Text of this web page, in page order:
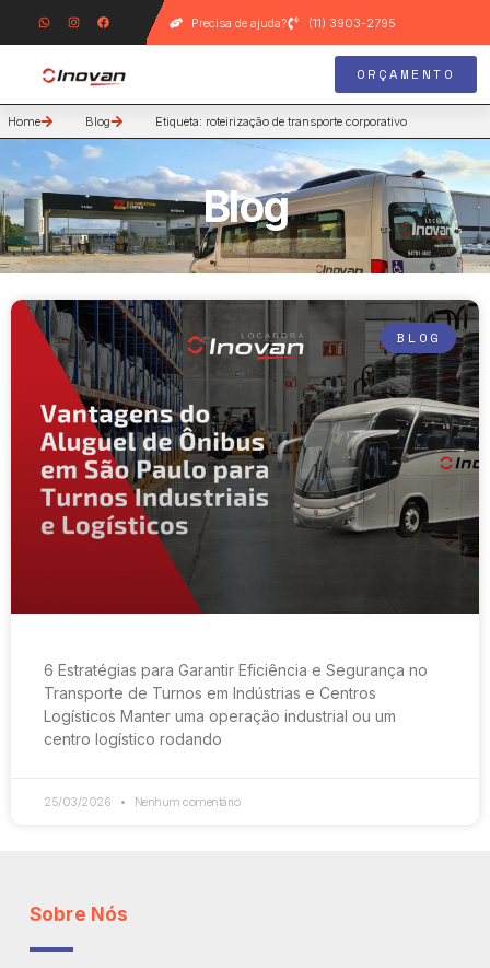
Precisa de ajuda? (11) 3903-2795
ORÇAMENTO
Home Blog Etiqueta: roteirização de transporte corporativo
Blog
BLOG
6 Estratégias para Garantir Eficiência e Segurança no
Transporte de Turnos em Indústrias e Centros
Logísticos Manter uma operação industrial ou um
centro logístico rodando
25/03/2026 Nenhum comentário
Sobre Nós